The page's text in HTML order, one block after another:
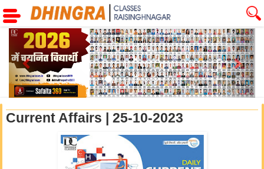
Previous Next
Current Affairs | 25-10-2023